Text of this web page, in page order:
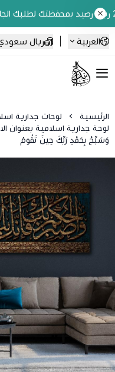
العربية ريال
Ebbdaa art
الرئيسية
لوحات جدارية
لوحة جدارية اسلامية بعنوان
وَسَبِّحْ بِحَمْدِ رَبِّكَ حِينَ تَقُومُ